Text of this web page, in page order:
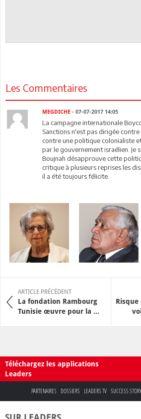
Les Commentaires
MEGDICHE - 07-07-2017 14:05
La campagne internationale
Sanctions n'est pas dirigée
contre une politique colonialiste
par le gouvernement israélien. Je
Boujnah désapprouve cette
critique à plusieurs reprises les
il a été toujours félicite.
ARTICLE PRÉCÉDENT
La fondation Rambourg
Tunisie œuvre pour la ...
Risque
Téléchargez les applications
Leaders
PARTENAIRES DOSSIERS LEADERS TV SUCCESS STORY